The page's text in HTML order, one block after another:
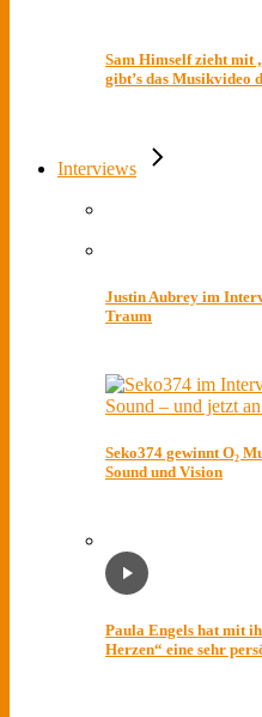
Sam Himself zieht mit
gibt’s das Musikvideo
Interviews
Justin Aubrey im
Traum
Seko374 gewinnt O₂
Sound und Vision
Paula Engels hat mit
Herzen“ eine sehr